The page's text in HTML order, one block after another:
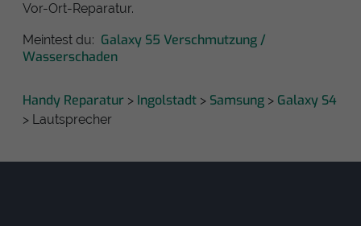
Vor-Ort-Reparatur.
Meintest du: Galaxy S5 Verschmutzung /
Wasserschaden
Handy Reparatur > Ingolstadt > Samsung > Galaxy S4
> Lautsprecher